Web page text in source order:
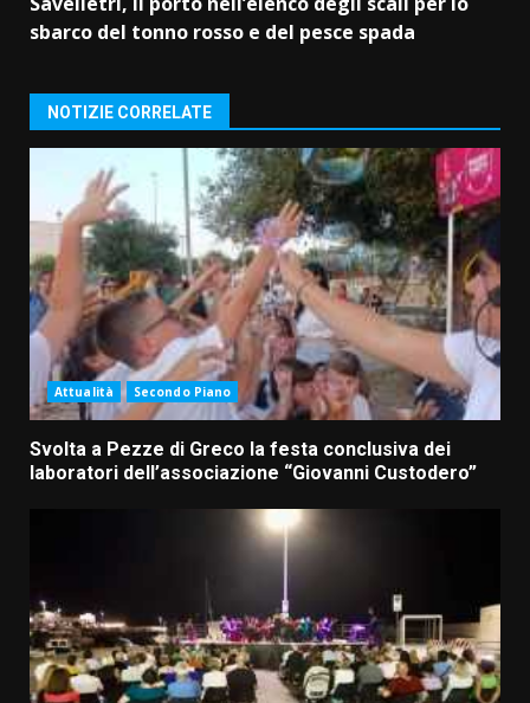
sbarco del tonno rosso e del pesce spada
NOTIZIE CORRELATE
Attualità Secondo Piano
Svolta a Pezze di Greco la festa conclusiva dei
laboratori dell’associazione “Giovanni Custodero”